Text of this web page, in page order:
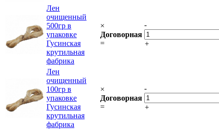
Лен
очищенный
500гр в
упаковке
Гусинская
крутильная
фабрика
×
Договорная
=
-
+
Лен
очищенный
100гр в
упаковке
Гусинская
крутильная
фабрика
×
Договорная
=
-
+